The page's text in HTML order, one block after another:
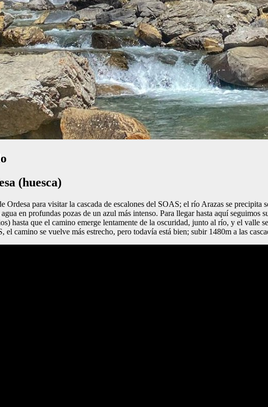
(huesca)
Ordesa para visitar la cascada de escalones del SOAS; el río Arazas se precipita
en profundas pozas de un azul más intenso. Para llegar hasta aquí
hasta que el camino emerge lentamente de la oscuridad, junto al río, y el valle
el camino se vuelve más estrecho, pero todavía está bien; subir 1480m a las